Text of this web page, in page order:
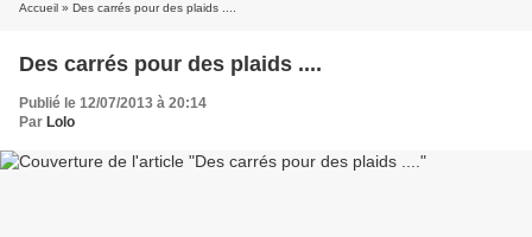
Accueil » Des carrés pour des plaids ....
Des carrés pour des plaids ....
Publié le 12/07/2013 à 20:14
Par Lolo